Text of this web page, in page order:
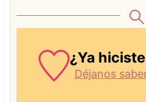
¿Ya
Déjanos